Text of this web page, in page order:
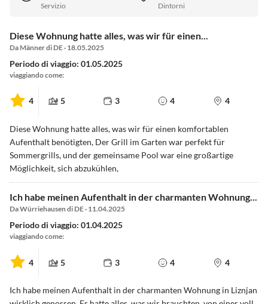
Servizio Dintorni
Diese Wohnung hatte alles, was wir für einen...
Da Männer di DE · 18.05.2025
Periodo di viaggio: 01.05.2025
viaggiando come:
4 5 3 4 4
Diese Wohnung hatte alles, was wir für einen komfortablen
Aufenthalt benötigten, Der Grill im Garten war perfekt für
Sommergrills, und der gemeinsame Pool war eine großartige
Möglichkeit, sich abzukühlen,
Ich habe meinen Aufenthalt in der charmanten Wohnung...
Da Würriehausen di DE · 11.04.2025
Periodo di viaggio: 01.04.2025
viaggiando come:
4 5 3 4 4
Ich habe meinen Aufenthalt in der charmanten Wohnung in Liznjan